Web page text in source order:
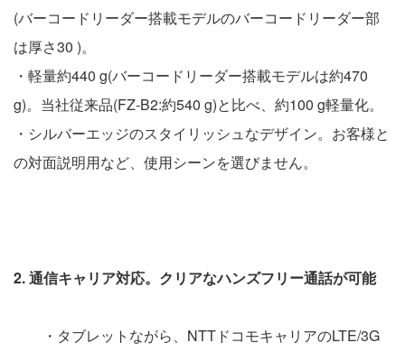
(バーコードリーダー搭載モデルのバーコードリーダー部
は厚さ30 )。
・軽量約440 g(バーコードリーダー搭載モデルは約470
g)。当社従来品(FZ-B2:約540 g)と比べ、約100 g軽量化。
・シルバーエッジのスタイリッシュなデザイン。お客様と
の対面説明用など、使用シーンを選びません。
2. 通信キャリア対応。クリアなハンズフリー通話が可能
・タブレットながら、NTTドコモキャリアのLTE/3G